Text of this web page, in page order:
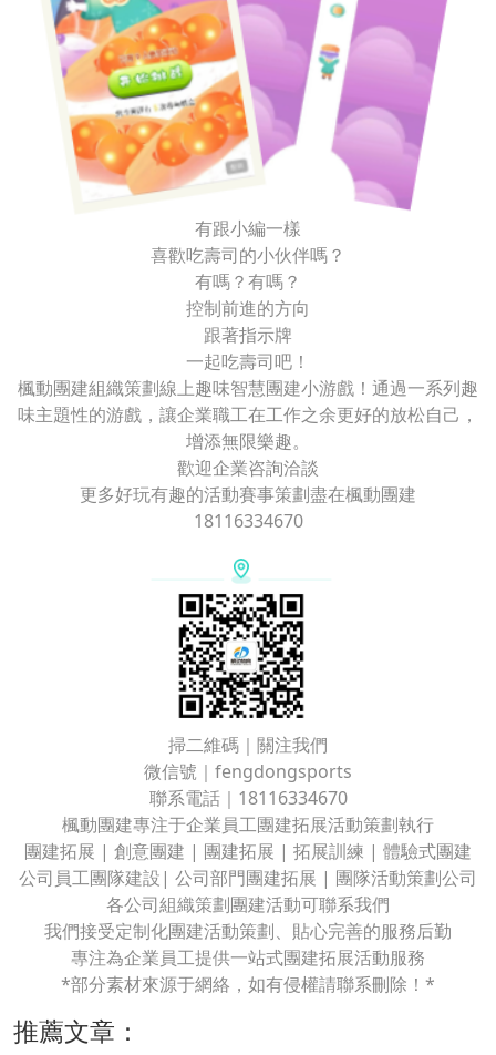
有跟小編一樣
喜歡吃壽司的小伙伴嗎？
有嗎？有嗎？
控制前進的方向
跟著指示牌
一起吃壽司吧！
楓動團建組織策劃線上趣味智慧團建小游戲！通過一系列趣
味主題性的游戲，讓企業職工在工作之余更好的放松自己，
增添無限樂趣。
歡迎企業咨詢洽談
更多好玩有趣的活動賽事策劃盡在楓動團建
18116334670
掃二維碼｜關注我們
微信號｜fengdongsports
聯系電話｜18116334670
楓動團建專注于企業員工團建拓展活動策劃執行
團建拓展 | 創意團建 | 團建拓展 | 拓展訓練 | 體驗式團建
公司員工團隊建設| 公司部門團建拓展 | 團隊活動策劃公司
各公司組織策劃團建活動可聯系我們
我們接受定制化團建活動策劃、貼心完善的服務后勤
專注為企業員工提供一站式團建拓展活動服務
*部分素材來源于網絡，如有侵權請聯系刪除！*
推薦文章：